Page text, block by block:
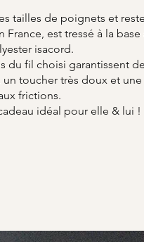
tailles de poignets et
est tressé à la base
isacord.
du fil choisi garantissent
toucher très doux et une
frictions.
idéal pour elle & lui !